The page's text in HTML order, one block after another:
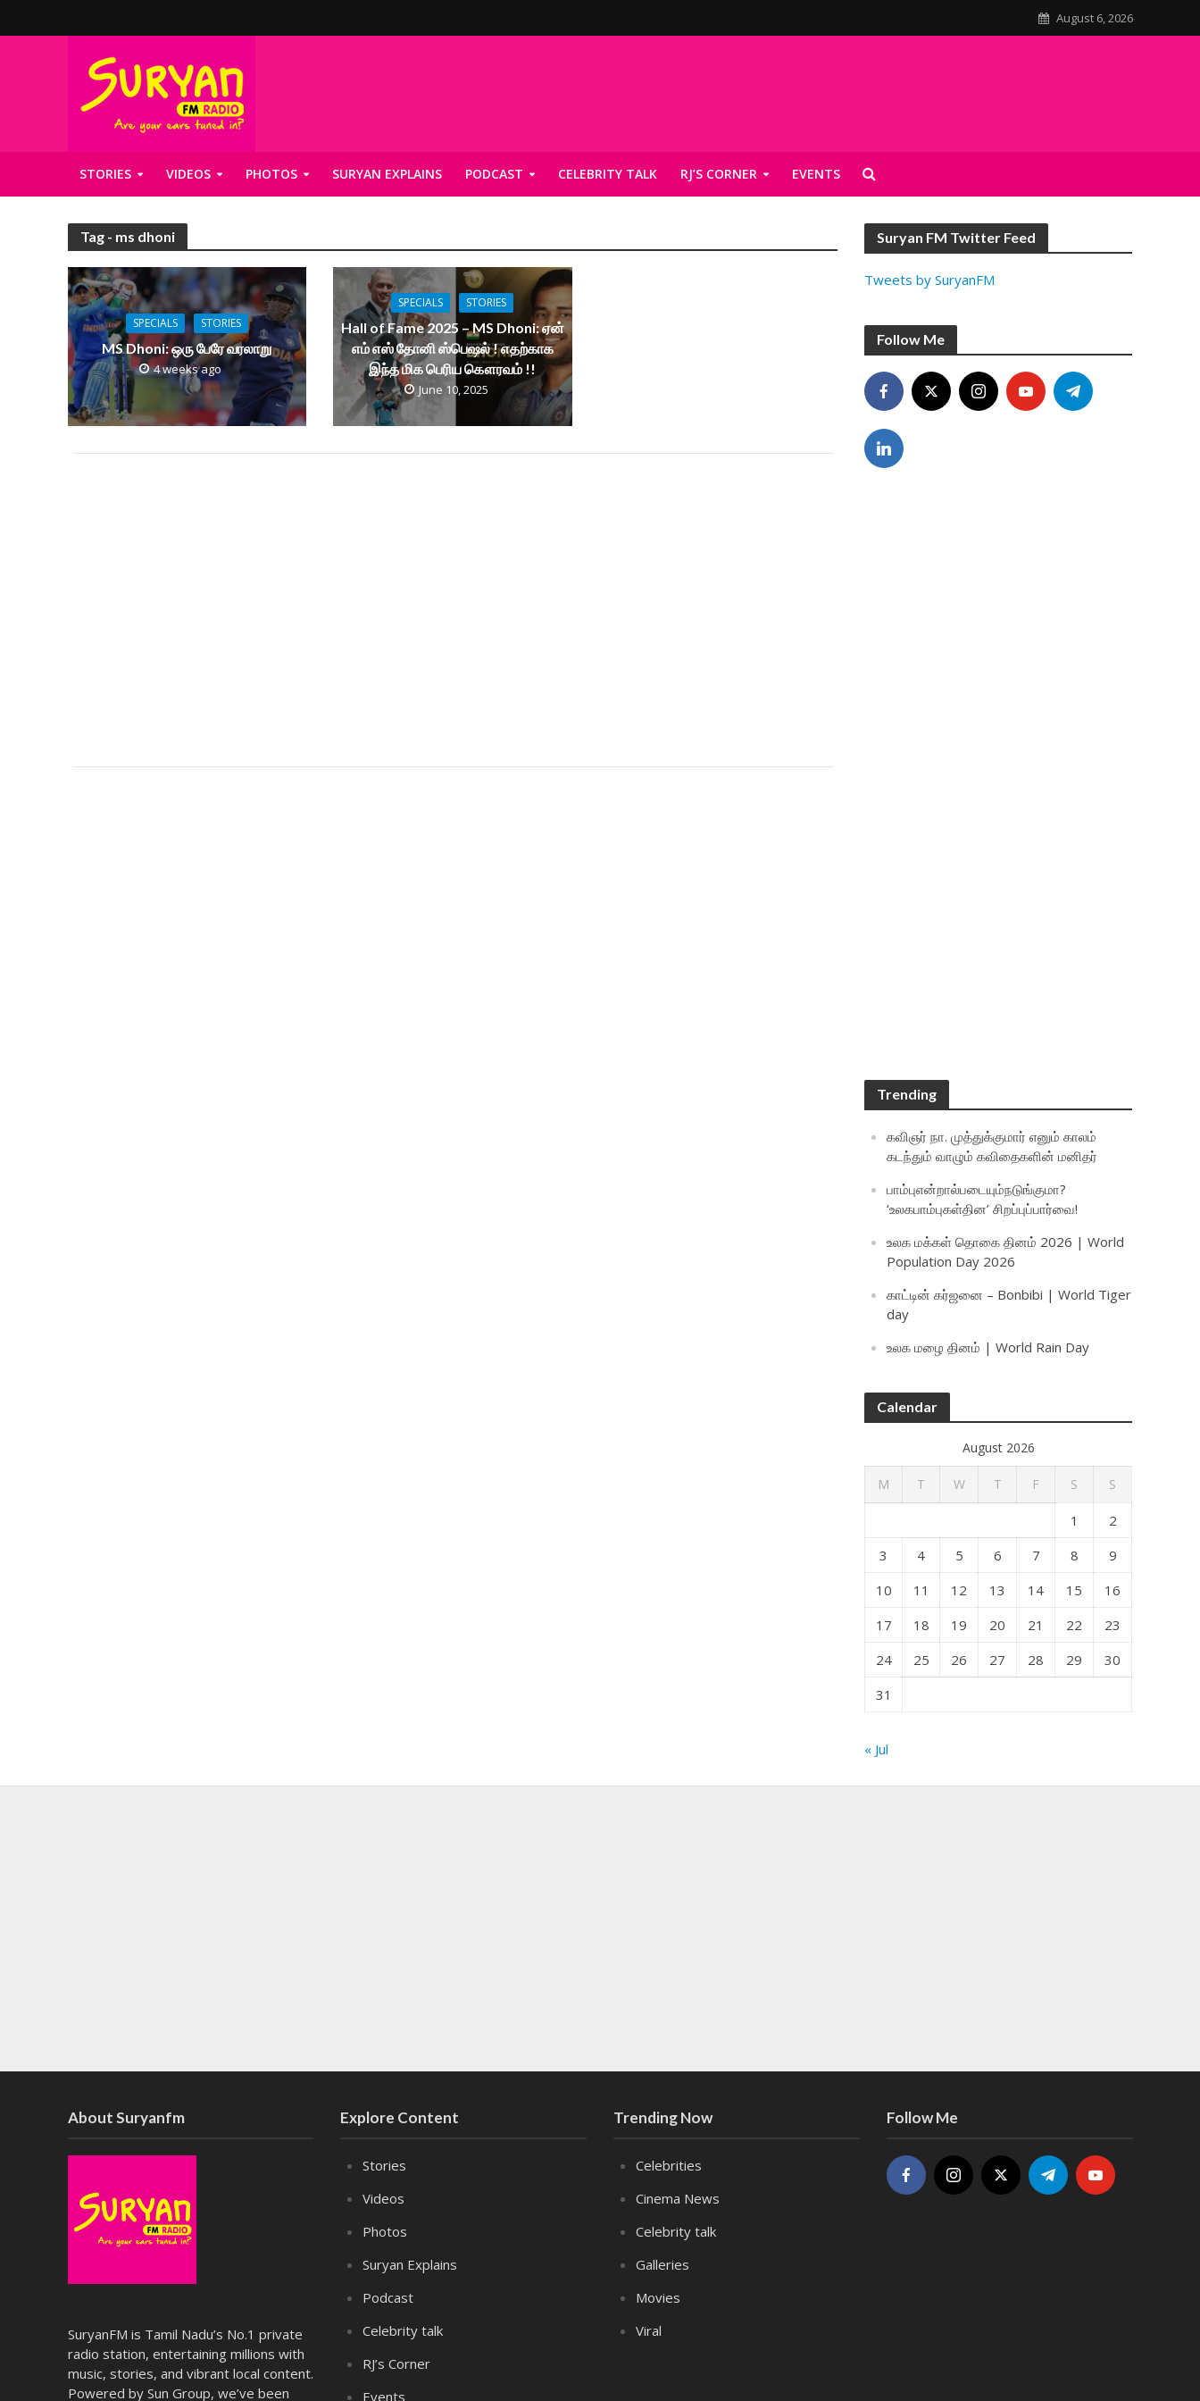
August 6, 2026
STORIES VIDEOS PHOTOS SURYAN EXPLAINS PODCAST CELEBRITY TALK RJ’S CORNER EVENTS
Tag - ms dhoni
SPECIALS STORIES
MS Dhoni: ஒரு பேரே வரலாறு
4 weeks ago
SPECIALS STORIES
Hall of Fame 2025 – MS Dhoni: ஏன்
எம் எஸ் தோனி ஸ்பெஷல் ! எதற்காக
இந்த மிக பெரிய கௌரவம் !!
June 10, 2025
Suryan FM Twitter Feed
Tweets by SuryanFM
Follow Me
Trending
கவிஞர் நா. முத்துக்குமார் எனும் காலம்
கடந்தும் வாழும் கவிதைகளின் மனிதர்
பாம்புஎன்றால்படையும்நடுங்குமா?
‘உலகபாம்புகள்தின’ சிறப்புப்பார்வை!
உலக மக்கள் தொகை தினம் 2026 | World
Population Day 2026
காட்டின் கர்ஜனை – Bonbibi | World Tiger
day
உலக மழை தினம் | World Rain Day
Calendar
August 2026
M T W T F S S
1
2
3
4 5 6 7 8
9
10
11 12 13 14 15
16
17
18 19 20 21 22
23
24
25 26 27 28 29
30
31
« Jul
About Suryanfm
SuryanFM is Tamil Nadu’s No.1 private
radio station, entertaining millions with
music, stories, and vibrant local content.
Powered by Sun Group, we’ve been
Explore Content
Stories
Videos
Photos
Suryan Explains
Podcast
Celebrity talk
RJ’s Corner
Events
Trending Now
Celebrities
Cinema News
Celebrity talk
Galleries
Movies
Viral
Follow Me